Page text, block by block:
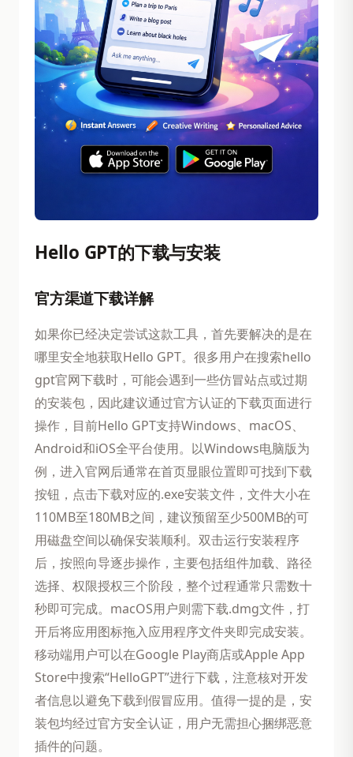
Hello GPT的下载与安装
官方渠道下载详解
如果你已经决定尝试这款工具，首先要解决的是在
哪里安全地获取Hello GPT。很多用户在搜索hello
gpt官网下载时，可能会遇到一些仿冒站点或过期
的安装包，因此建议通过官方认证的下载页面进行
操作，目前Hello GPT支持Windows、macOS、
Android和iOS全平台使用。以Windows电脑版为
例，进入官网后通常在首页显眼位置即可找到下载
按钮，点击下载对应的.exe安装文件，文件大小在
110MB至180MB之间，建议预留至少500MB的可
用磁盘空间以确保安装顺利。双击运行安装程序
后，按照向导逐步操作，主要包括组件加载、路径
选择、权限授权三个阶段，整个过程通常只需数十
秒即可完成。macOS用户则需下载.dmg文件，打
开后将应用图标拖入应用程序文件夹即完成安装。
移动端用户可以在Google Play商店或Apple App
Store中搜索“HelloGPT”进行下载，注意核对开发
者信息以避免下载到假冒应用。值得一提的是，安
装包均经过官方安全认证，用户无需担心捆绑恶意
插件的问题。